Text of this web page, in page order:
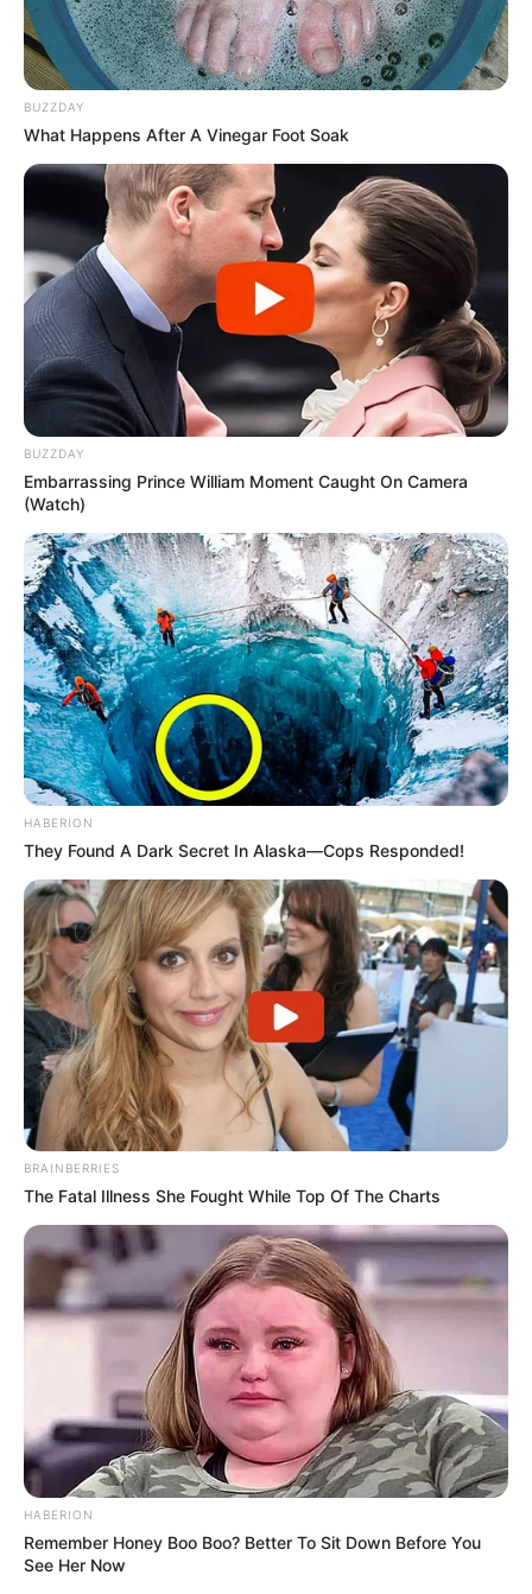
διατηρήσει τα στοιχεία σας)…ΕΑΝ ΚΑΠΟΙΟΙ ΔΕΝ
ΘΕΛΕΤΕ ΝΑ ΔΩΣΕΤΕ ΣΤΟΙΧΕΙΑ ΤΗΣ ΚΑΡΤΑΣ
ΣΑΣ ΣΤΟ ΔΙΑΔΙΚΤΥΟ, Η ΑΠΛΑ ΔΕΝ ΤΑ
ΚΑΤΑΦΕΡΝΕΤΕ ΜΕ ΑΥΤΑ, ΜΠΟΡΕΙΤΕ ΝΑ ΜΟΥ
ΚΑΤΑΘΕΣΕΤΕ ΣΕ ΛΟΓΑΡΙΑΣΜΟ ΣΤΗΝ ΕΘΝΙΚΗ
ΜΕ IBAN GR9501104880000048834149733
(ΣΤΟ ΟΝΟΜΑ ΕΥΤΥΧΙΑ ΝΙΚΑ) ΓΡΑΦΟΝΤΑΣ ΩΣ
ΔΙΚΑΙΟΛΟΓΙΑ “ΔΩΡΕΑ” ΚΑΙ ΑΝ ΘΕΛΕΤΕ ΚΑΙ ΤΟ
ΟΝΟΜΑ ΣΑΣ ΓΙΑ ΝΑ ΜΠΟΡΩ ΝΑ ΞΕΡΩ ΠΟΙΟΙ ΜΕ
ΒΟΗΘΑΤΕ
ΥΠΟΣΤΗΡΙΞΤΕ ΤΟΝ ΑΓΩΝΑ ΜΑΣ
Επισκεφτείτετο κανάλι μου στο youtubeαν
ψάχνετε πραγματικά να βρείτε την αλήθεια… Η
Ενημέρωση που δεν θα ακούσετε ποτέ από τα
κυρίαρχα ΜΜΕ… Υποστηρίξτε αυτόν τον αγώνα με
την εγγραφή, τα κόσμια σχόλια και τα λάικ σας…
FACEBOOK ΑΡΈΣΕΙ
EMAIL ΑΚΟΛΟΥΘΉΣΤΕ
BUZZDAY
What Happens After A Vinegar Foot Soak
BUZZDAY
Embarrassing Prince William Moment Caught On Camera
(Watch)
HABERION
They Found A Dark Secret In Alaska—Cops Responded!
BRAINBERRIES
The Fatal Illness She Fought While Top Of The Charts
HABERION
Remember Honey Boo Boo? Better To Sit Down Before You
See Her Now